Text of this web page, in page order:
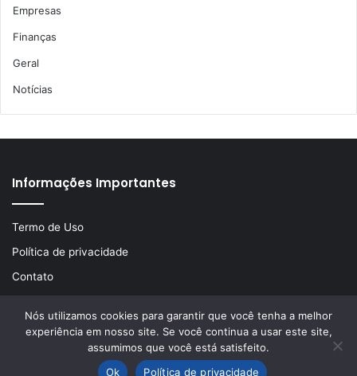
Empresas
Finanças
Geral
Notícias
Informações Importantes
Termo de Uso
Política de privacidade
Contato
© Copyright 2026, Todos os direitos reservados | Desenvolvido
porLA Comunicações
Nós utilizamos cookies para garantir que você tenha a melhor
experiência em nosso site. Se você continua a usar este site,
assumimos que você está satisfeito.
Ok
Política de privacidade